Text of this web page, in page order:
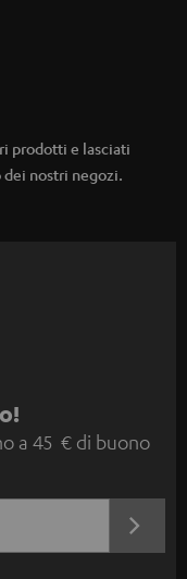
prodotti e lasciati
nostri negozi.
a 45 € di buono
ORA